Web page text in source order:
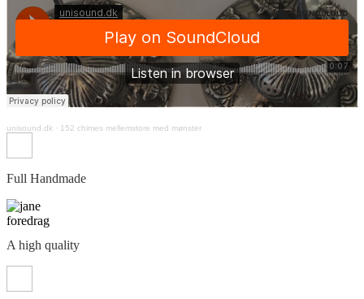
unisound.dk · 152 chimes mellemstore med mønster
Full Handmade
A high quality